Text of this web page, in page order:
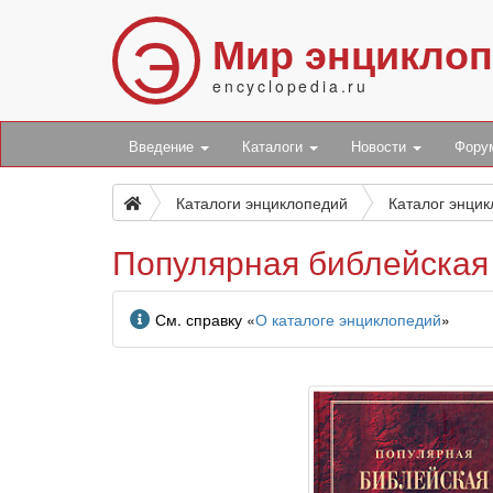
Э Мир
encyclopedia.ru
Введение Каталоги Новости
Каталоги энциклопедий Каталог
Популярная
Информация
См. справку «О каталоге энциклопедий»